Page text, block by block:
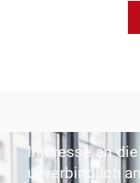
Interesse an
unverbindlich